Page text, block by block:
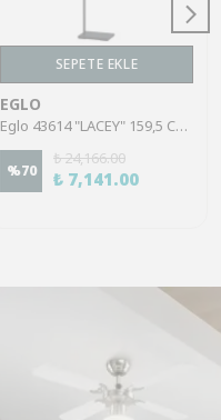
SEPETE EKLE
EGLO
Eglo 43614 "LACEY" 159,5 Cm Yüksekliğinde Çelik, Ahşap Köşe Lambası Lambader
%70
₺ 24,166.00
₺ 7,141.00